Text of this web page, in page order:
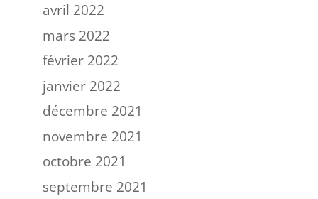
avril 2022
mars 2022
février 2022
janvier 2022
décembre 2021
novembre 2021
octobre 2021
septembre 2021